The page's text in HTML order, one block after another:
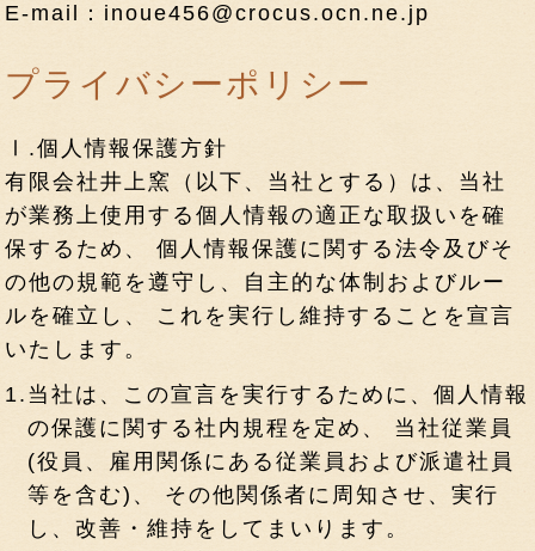
E-mail： inoue456@crocus.ocn.ne.jp
プライバシーポリシー
Ⅰ.個人情報保護方針
有限会社井上窯（以下、当社とする）は、当社
が業務上使用する個人情報の適正な取扱いを確
保するため、 個人情報保護に関する法令及びそ
の他の規範を遵守し、自主的な体制およびルー
ルを確立し、 これを実行し維持することを宣言
いたします。
1. 当社は、この宣言を実行するために、個人情報
の保護に関する社内規程を定め、 当社従業員
(役員、雇用関係にある従業員および派遣社員
等を含む)、 その他関係者に周知させ、実行
し、改善・維持をしてまいります。